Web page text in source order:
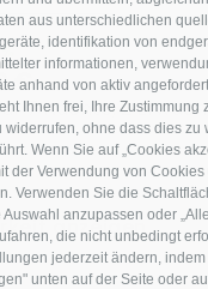
aus unterschiedlichen
identifikation von
informationen,
anhand von aktiv
Ihnen frei, Ihre Zustimmung
widerrufen, ohne dass dies zu
Wenn Sie auf „Cookies
der Verwendung von
Verwenden Sie die
anzupassen oder
die nicht unbedingt
jederzeit ändern,
unten auf der Seite oder